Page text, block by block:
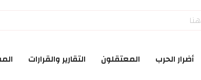
أضرار الحرب المعتقلون التقارير والقرارات